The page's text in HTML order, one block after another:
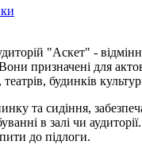
"Аскет" -
призначені для
будинків
та сидіння,
в залі чи
до підлоги.